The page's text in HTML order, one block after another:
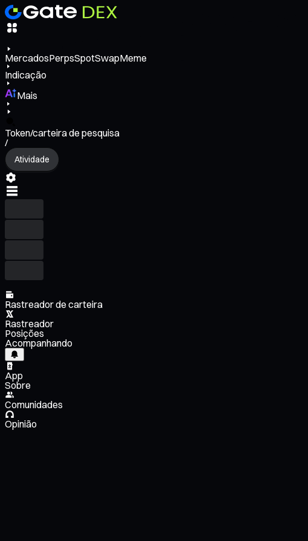
MercadosPerpsSpotSwapMeme
Indicação
Mais
Token/carteira de pesquisa
/
Atividade
Rastreador de carteira
Rastreador
Posições
Acompanhando
App
Sobre
Comunidades
Opinião